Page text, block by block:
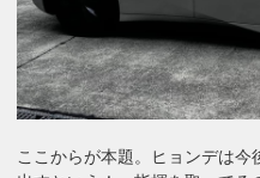
ここからが本題。ヒョンデは